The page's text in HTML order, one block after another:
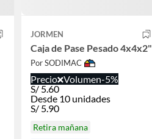
JORMEN
Caja de Pase Pesado 4x4x2"
Por SODIMAC
Precio Volumen-5%
S/5.60
Desde 10 unidades
S/ 5.90
Retira mañana